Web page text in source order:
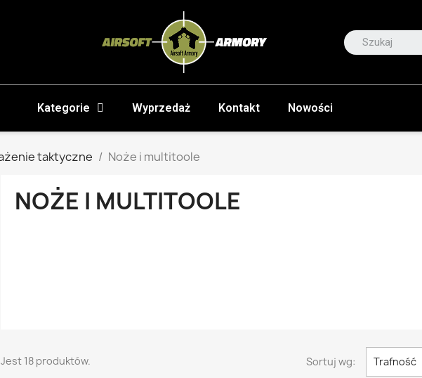
Kategorie Wyprzedaż Kontakt Nowości
taktyczne Noże i multitoole
NOŻE I MULTITOOLE
Jest 18 produktów. Sortuj wg: Trafność